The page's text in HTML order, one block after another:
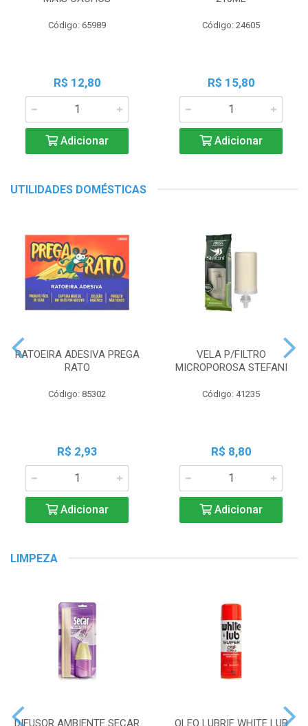
Código: 65989
R$ 12,80
Adicionar
Código: 24605
R$ 15,80
Adicionar
UTILIDADES DOMÉSTICAS
RATOEIRA ADESIVA PREGA
RATO
Código: 85302
R$ 2,93
Adicionar
VELA P/FILTRO
MICROPOROSA STEFANI
Código: 41235
R$ 8,80
Adicionar
LIMPEZA
DIFUSOR AMBIENTE SECAR OLEO LUBRIF WHITE LUB